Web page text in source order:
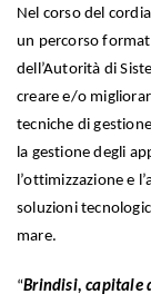
Nel corso del
un percorso
dell’Autorità di
creare e/o
tecniche di
la gestione degli
l’ottimizzazione e
soluzioni
mare.
“Brindisi, capitale